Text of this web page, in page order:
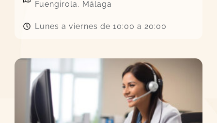
Fuengirola, Málaga
Lunes a viernes de 10:00 a 20:00